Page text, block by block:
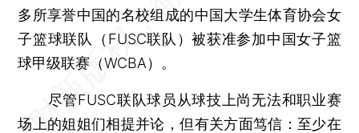
多所享誉中国的名校组成的中国大学生体育协会女
子篮球联队（FUSC联队）被获准参加中国女子篮
球甲级联赛（WCBA）。
尽管FUSC联队球员从球技上尚无法和职业赛
场上的姐姐们相提并论，但有关方面笃信：至少在